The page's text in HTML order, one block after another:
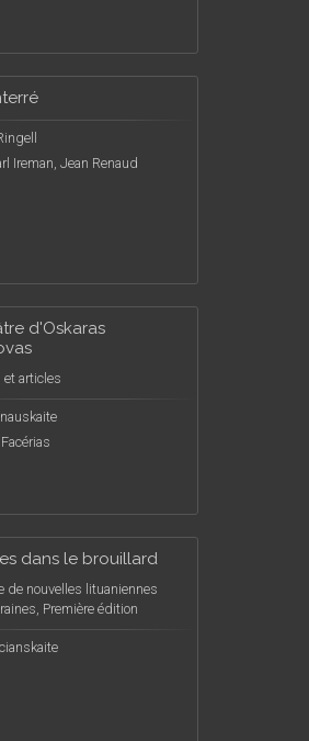
Ireman, Jean Renaud
d'Oskaras
et articles
dans le brouillard
de nouvelles lituaniennes
Première édition